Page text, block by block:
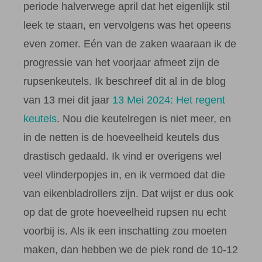
periode halverwege april dat het eigenlijk stil
leek te staan, en vervolgens was het opeens
even zomer. Eén van de zaken waaraan ik de
progressie van het voorjaar afmeet zijn de
rupsenkeutels. Ik beschreef dit al in de blog
van 13 mei dit jaar 13 Mei 2024: Het regent
keutels. Nou die keutelregen is niet meer, en
in de netten is de hoeveelheid keutels dus
drastisch gedaald. Ik vind er overigens wel
veel vlinderpopjes in, en ik vermoed dat die
van eikenbladrollers zijn. Dat wijst er dus ook
op dat de grote hoeveelheid rupsen nu echt
voorbij is. Als ik een inschatting zou moeten
maken, dan hebben we de piek rond de 10-12